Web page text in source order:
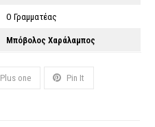
Ο Γραμματέας
Μπόβολος Χαράλαμπος
Plus one Pin It